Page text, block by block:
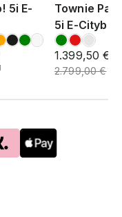
5i E-
Townie
5i E-
1.399,50 €
2.799,00 €